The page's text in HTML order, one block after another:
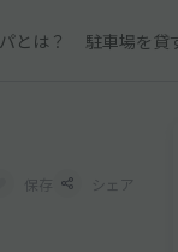
とは？ 駐車場を貸
保存 シェア